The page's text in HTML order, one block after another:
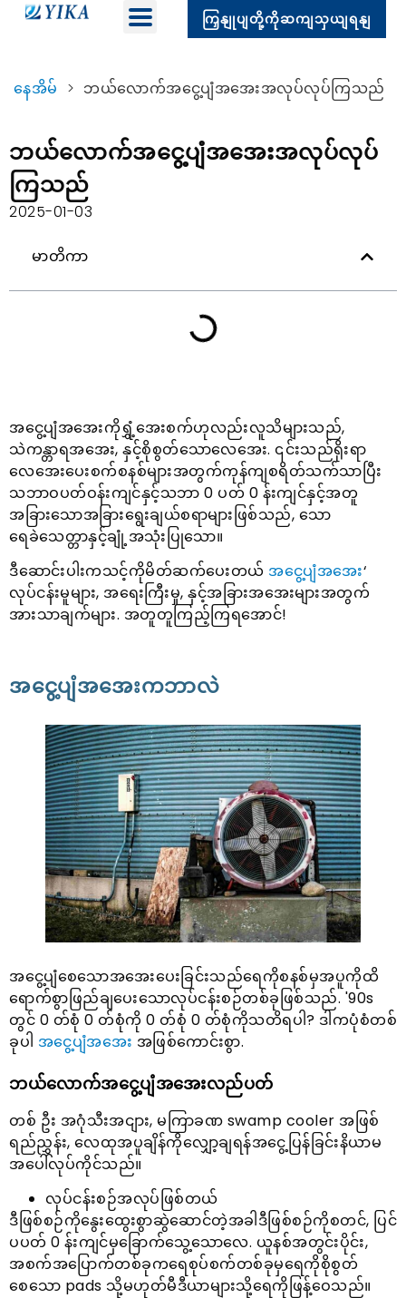
ကြှနျုပျတို့ကိုဆကျသှယျရနျ
နေအိမ် > ဘယ်လောက်အငွေ့ပျံအအေးအလုပ်လုပ်ကြသည်
ဘယ်လောက်အငွေ့ပျံအအေးအလုပ်လုပ်
ကြသည်
2025-01-03
မာတိကာ
အငွေ့ပျံအအေးကိုရွှံ့အေးစက်ဟုလည်းလူသိများသည်,
သဲကန္တာရအအေး, နှင့်စိုစွတ်သောလေအေး. ၎င်းသည်ရိုးရာ
လေအေးပေးစက်စနစ်များအတွက်ကုန်ကျစရိတ်သက်သာပြီး
သဘာဝပတ်ဝန်းကျင်နှင့်သဘာ 0 ပတ် 0 န်းကျင်နှင့်အတူ
အခြားသောအခြားရွေးချယ်စရာများဖြစ်သည်, သော
ရေခဲသေတ္တာနှင့်ချုံ့အသုံးပြုသော။
ဒီဆောင်းပါးကသင့်ကိုမိတ်ဆက်ပေးတယ် အငွေ့ပျံအအေး‘
လုပ်ငန်းမူများ, အရေးကြီးမှု, နှင့်အခြားအအေးများအတွက်
အားသာချက်များ. အတူတူကြည့်ကြရအောင်!
အငွေ့ပျံအအေးကဘာလဲ
အငွေ့ပျံစေသောအအေးပေးခြင်းသည်ရေကိုစနစ်မှအပူကိုထိ
ရောက်စွာဖြည်ချပေးသောလုပ်ငန်းစဉ်တစ်ခုဖြစ်သည်. '90s
တွင် 0 တ်စုံ 0 တ်စုံကို 0 တ်စုံ 0 တ်စုံကိုသတိရပါ? ဒါကပုံစံတစ်
ခုပါ အငွေ့ပျံအအေး အဖြစ်ကောင်းစွာ.
ဘယ်လောက်အငွေ့ပျံအအေးလည်ပတ်
တစ် ဦး အဂုံသီးအငျား, မကြာခဏ swamp cooler အဖြစ်
ရည်ညွှန်း, လေထုအပူချိန်ကိုလျှော့ချရန်အငွေ့ပြန်ခြင်းနိယာမ
အပေါ်လုပ်ကိုင်သည်။
လုပ်ငန်းစဉ်အလုပ်ဖြစ်တယ်
ဒီဖြစ်စဉ်ကိုနွေးထွေးစွာဆွဲဆောင်တဲ့အခါဒီဖြစ်စဉ်ကိုစတင်, ပြင်
ပပတ် 0 န်းကျင်မှခြောက်သွေ့သောလေ. ယူနစ်အတွင်းပိုင်း,
အစက်အပြောက်တစ်ခုကရေစုပ်စက်တစ်ခုမှရေကိုစိုစွတ်
စေသော pads သို့မဟုတ်မီဒီယာများသို့ရေကိုဖြန့်ဝေသည်။